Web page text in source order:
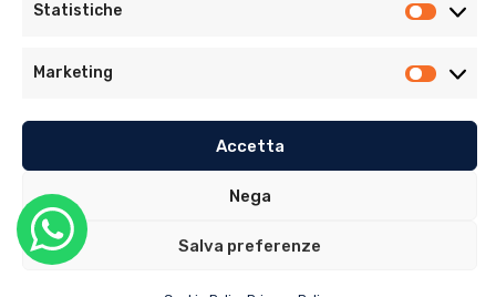
Statistiche
Marketing
Accetta
Nega
Salva preferenze
Dentistico Santaniello Alimonti
Privacy Policy
Cookie Policy (UE)
Sito realizzato da